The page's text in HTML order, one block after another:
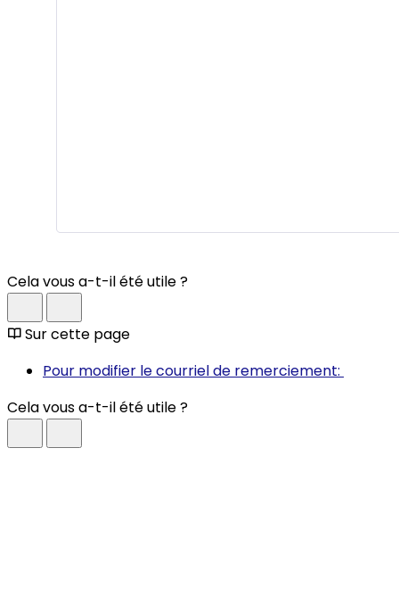
Cela vous a-t-il été utile ?
Sur cette page
Pour modifier le courriel de remerciement:
Cela vous a-t-il été utile ?